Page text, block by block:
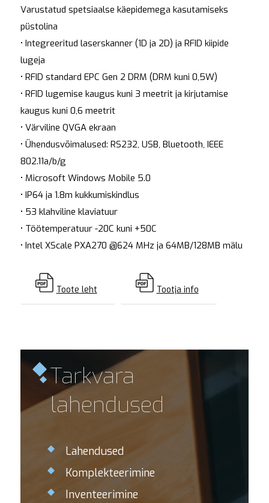
Varustatud spetsiaalse käepidemega kasutamiseks
püstolina
• Integreeritud laserskanner (1D ja 2D) ja RFID kiipide
lugeja
• RFID standard EPC Gen 2 DRM (DRM kuni 0,5W)
• RFID lugemise kaugus kuni 3 meetrit ja kirjutamise
kaugus kuni 0,6 meetrit
• Värviline QVGA ekraan
• Ühendusvõimalused: RS232, USB, Bluetooth, IEEE
802.11a/b/g
• Microsoft Windows Mobile 5.0
• IP64 ja 1.8m kukkumiskindlus
• 53 klahviline klaviatuur
• Töötemperatuur -20C kuni +50C
• Intel XScale PXA270 @624 MHz ja 64MB/128MB mälu
Toote leht Tootja info
Tarkvara
lahendused
Lahendused
Komplekteerimine
Inventeerimine